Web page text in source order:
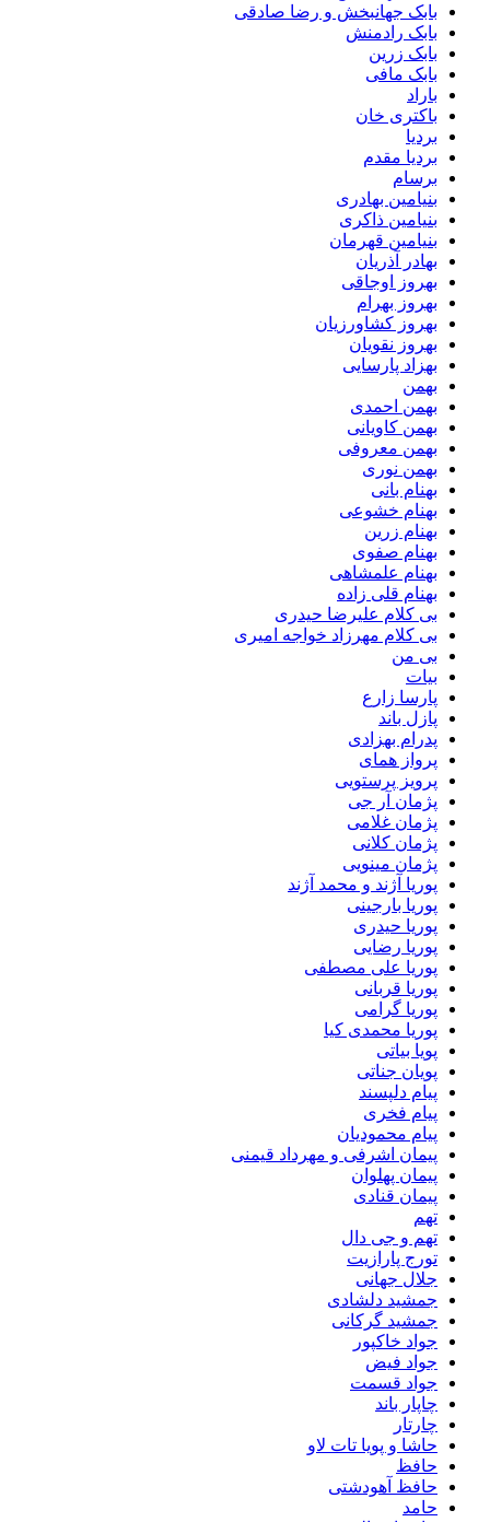
بابک جهانبخش و رضا صادقی
بابک رادمنش
بابک زرین
بابک مافی
باراد
باکتری خان
بردیا
بردیا مقدم
برسام
بنیامین بهادری
بنیامین ذاکری
بنیامین قهرمان
بهادر آذریان
بهروز اوجاقی
بهروز بهرام
بهروز کشاورزیان
بهروز نقویان
بهزاد پارسایی
بهمن
بهمن احمدی
بهمن کاویانی
بهمن معروفی
بهمن نوری
بهنام بانی
بهنام خشوعی
بهنام زرین
بهنام صفوی
بهنام علمشاهی
بهنام قلی زاده
بی کلام علیرضا حیدری
بی کلام مهرزاد خواجه امیری
بی من
بیات
پارسا زارع
پازل باند
پدرام بهزادی
پرواز همای
پرویز پرستویی
پژمان آر جی
پژمان غلامی
پژمان کلانی
پژمان مینویی
پوریا آژند و محمد آژند
پوریا بارجینی
پوریا حیدری
پوریا رضایی
پوریا علی مصطفی
پوریا قربانی
پوریا گرامی
پوریا محمدی کیا
پویا بیاتی
پویان جناتی
پیام دلپسند
پیام فخری
پیام محمودیان
پیمان اشرفی و مهرداد قیمنی
پیمان پهلوان
پیمان قنادی
تهم
تهم و جی دال
تورج پارازیت
جلال جهانی
جمشید دلشادی
جمشید گرکانی
جواد خاکپور
جواد فیض
جواد قسمت
چاپار باند
چارتار
حاشا و پویا تات لاو
حافظ
حافظ آهودشتی
حامد